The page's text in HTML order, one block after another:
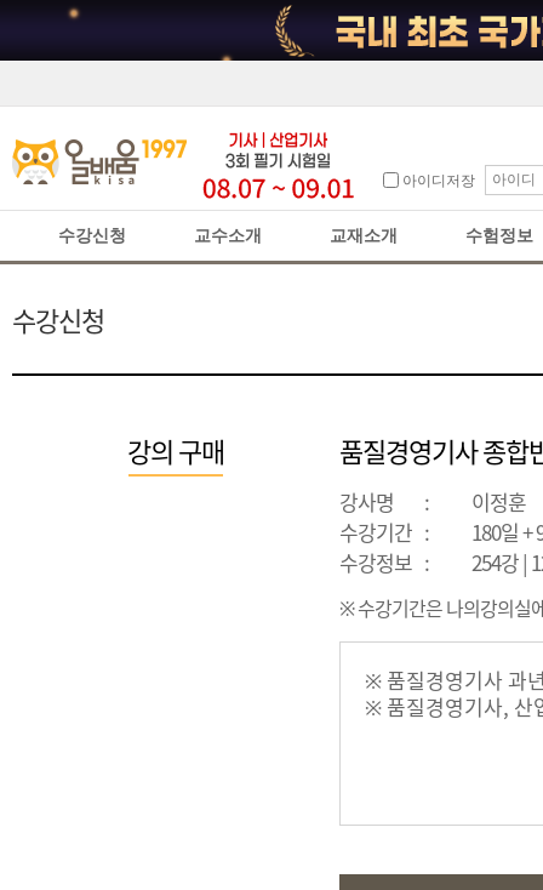
아이디저장
수강신청 교수소개 교재소개 수험정보
수강신청
강의 구매 품질경영기사 종합
강사명 :
이정훈
수강기간 :
180일 +
수강정보 : 254강 |
※ 수강기간은 나의강의실